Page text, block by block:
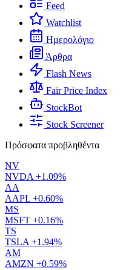
Feed
Watchlist
Ημερολόγιο
Άρθρα
Flash News
Fair Price Index
StockBot
Stock Screener
Πρόσφατα προβληθέντα
NV
NVDA +1.09%
AA
AAPL +0.60%
MS
MSFT +0.16%
TS
TSLA +1.94%
AM
AMZN +0.59%